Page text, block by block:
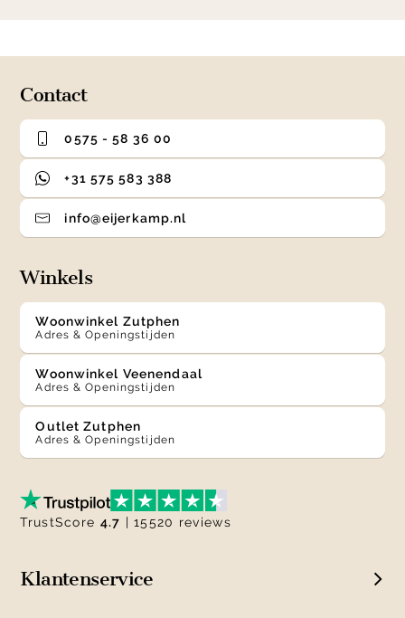
Contact
0575 - 58 36 00
+31 575 583 388
info@eijerkamp.nl
Winkels
Woonwinkel Zutphen
Adres & Openingstijden
Woonwinkel Veenendaal
Adres & Openingstijden
Outlet Zutphen
Adres & Openingstijden
Klantenservice
TrustScore 4.7 | 15520 reviews